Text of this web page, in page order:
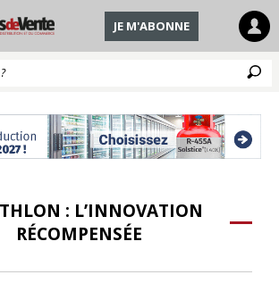
JE M'ABONNE
: L’INNOVATION
RÉCOMPENSÉE